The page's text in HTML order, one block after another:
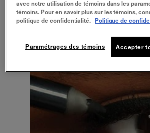
avec notre utilisation de témoins dans les
témoins. Pour en savoir plus sur les témoins,
politique de confidentialité.
Politique de
Accepter
Paramétrages des témoins